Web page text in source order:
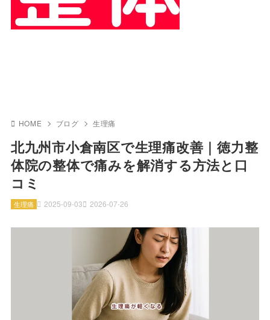
HOME ブログ 生理痛
北九州市小倉南区で生理痛改善｜徳力整
体院の整体で痛みを解消する方法と口
コミ
2025-09-03 2026-07-26
生理痛